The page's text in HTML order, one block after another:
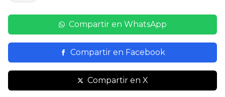
Compartir en WhatsApp
Compartir en Facebook
Compartir en X